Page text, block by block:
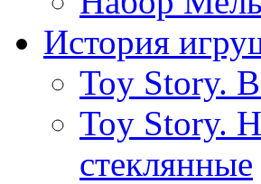
История
Toy Story.
Toy Story.
стеклянные